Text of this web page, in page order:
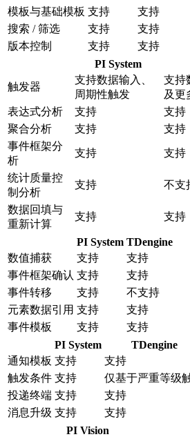
模板与基础模板 支持
支持
搜索 / 筛选
支持
支持
版本控制
支持
支持
PI System
触发器
支持数据输入、
周期性触发
支持
及更
表达式分析
支持
支持
聚合分析
支持
支持
事件框架分
析
支持 支持
统计质量控
制分析
支持 不支
数据回填与
重新计算
支持 支持
PI System TDengine
数值捕获
支持
支持
事件框架确认 支持
支持
事件转移
支持
不支持
元素数据引用 支持
支持
事件模板
支持
支持
PI System
TDengine
通知模板 支持
支持
触发条件 支持
仅基于严重等级
投递终端 支持
支持
消息升级 支持
支持
PI Vision